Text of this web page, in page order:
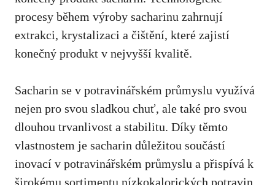
procesy během výroby sacharinu zahrnují
extrakci, krystalizaci a čištění, které zajistí
konečný produkt v ⁢nejvyšší kvalitě.
Sacharin se v potravinářském průmyslu ​využívá ​
nejen pro svou sladkou chuť,⁢ ale také pro svou
dlouhou trvanlivost a stabilitu.‌ Díky ⁣těmto
vlastnostem je sacharin důležitou součástí
inovací v potravinářském průmyslu a přispívá k‍
širokému sortimentu nízkokalorických potravin